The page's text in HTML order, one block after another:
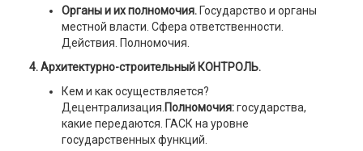
Органы и их полномочия.Государство и органы
местной власти. Сфера ответственности.
Действия. Полномочия.
4. Архитектурно-строительный КОНТРОЛЬ.
Кем и как осуществляется?
Децентрализация.Полномочия:государства,
какие передаются. ГАСК на уровне
государственных функций.